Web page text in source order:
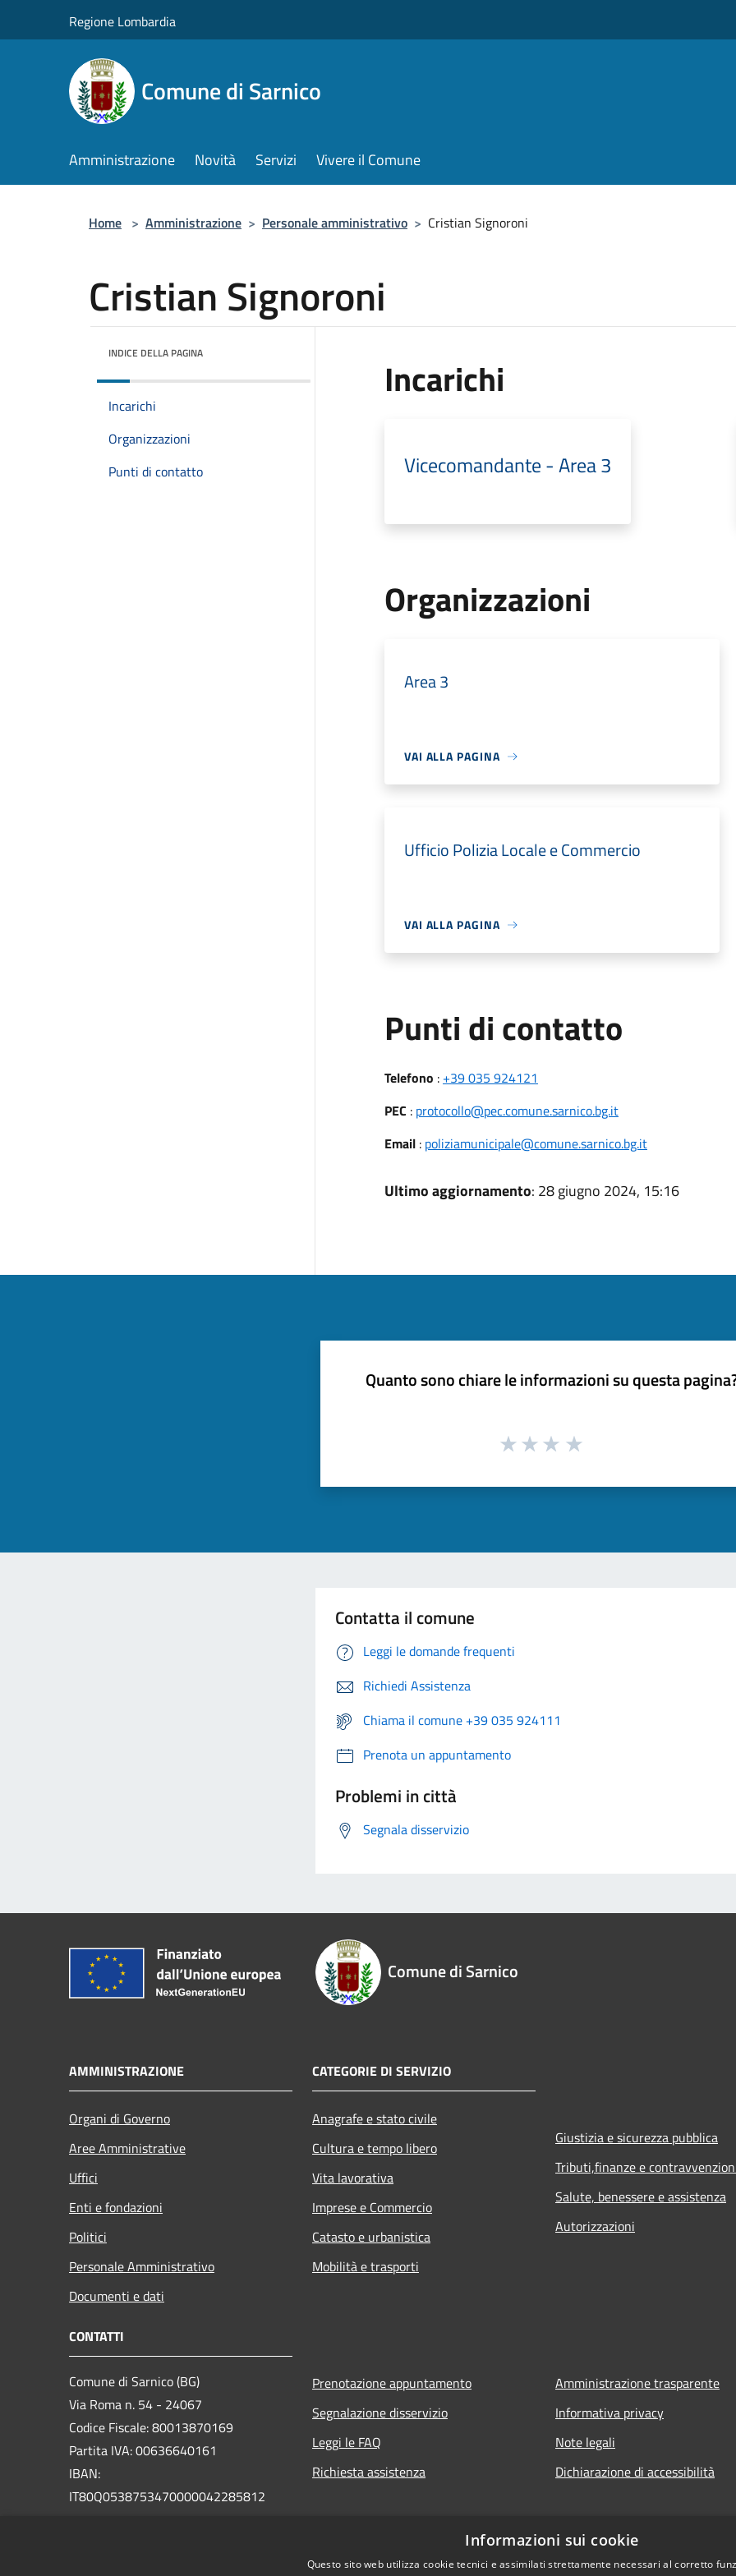
Regione Lombardia
Comune di Sarnico
Amministrazione Novità Servizi Vivere il Comune
Home > Amministrazione > Personale amministrativo > Cristian Signoroni
Cristian Signoroni
INDICE DELLA PAGINA
Incarichi
Organizzazioni
Punti di contatto
Incarichi
Vicecomandante - Area 3
Organizzazioni
Area 3
VAI ALLA PAGINA
Ufficio Polizia Locale e Commercio
VAI ALLA PAGINA
Punti di contatto
Telefono : +39 035 924121
PEC : protocollo@pec.comune.sarnico.bg.it
Email: poliziamunicipale@comune.sarnico.bg.it
Ultimo aggiornamento: 28 giugno 2024, 15:16
Quanto sono chiare le informazioni su questa
Contatta il comune
Leggi le domande frequenti
Richiedi Assistenza
Chiama il comune +39 035 924111
Prenota un appuntamento
Problemi in città
Segnala disservizio
Comune di Sarnico
AMMINISTRAZIONE
Organi di Governo
Aree Amministrative
Uffici
Enti e fondazioni
Politici
Personale Amministrativo
Documenti e dati
CATEGORIE DI SERVIZIO
Anagrafe e stato civile
Cultura e tempo libero
Vita lavorativa
Imprese e Commercio
Catasto e urbanistica
Mobilità e trasporti
Giustizia e sicurezza pubblica
Tributi,finanze e
Salute, benessere e assistenza
Autorizzazioni
CONTATTI
Comune di Sarnico (BG)
Via Roma n. 54 - 24067
Codice Fiscale: 80013870169
Partita IVA: 00636640161
IBAN:
IT80Q0538753470000042285812
Prenotazione appuntamento
Segnalazione disservizio
Leggi le FAQ
Richiesta assistenza
Amministrazione trasparente
Informativa privacy
Note legali
Dichiarazione di accessibilità
Informazioni sui cookie
Questo sito web utilizza cookie tecnici e assimilati strettamente necessari al corretto